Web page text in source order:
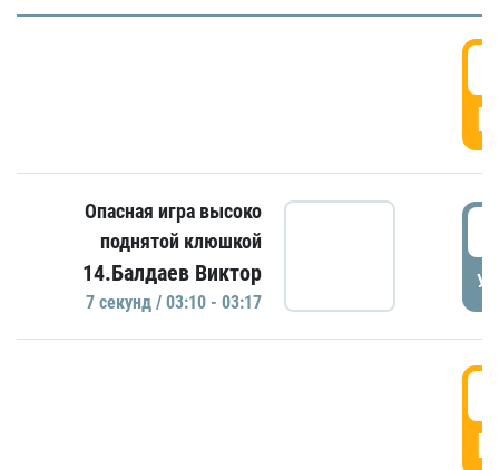
Опасная игра высоко
поднятой клюшкой
14.Балдаев Виктор
7 секунд / 03:10 - 03:17